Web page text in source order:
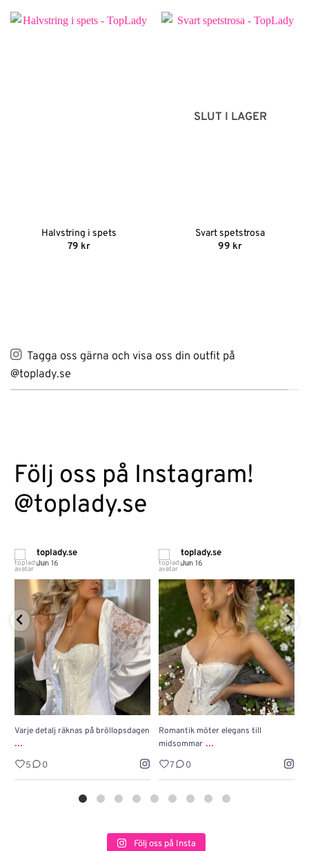
129 kr.90 kr.
Halvstring i spets
79 kr
SLUT I LAGER
Svart spetstrosa
99 kr
Tagga oss gärna och visa oss din outfit på
@toplady.se
Följ oss på Instagram!
@toplady.se
toplady.se
Jun 16
Varje detalj räknas på bröllopsdagen
...
5 0
toplady.se
Jun 16
Romantik möter elegans till
midsommar ...
7 0
Följ oss på Insta